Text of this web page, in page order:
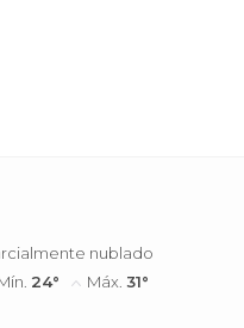
nublado
24° Máx.31°